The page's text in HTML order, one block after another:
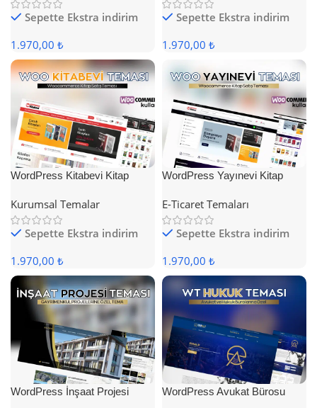
Sepette Ekstra indirim
1.970,00 ₺
Sepette Ekstra indirim
1.970,00 ₺
WordPress Kitabevi Kitap
Kurumsal Temalar
Sepette Ekstra indirim
1.970,00 ₺
WordPress Yayınevi Kitap
E-Ticaret Temaları
Sepette Ekstra indirim
1.970,00 ₺
WordPress İnşaat Projesi
WordPress Avukat Bürosu